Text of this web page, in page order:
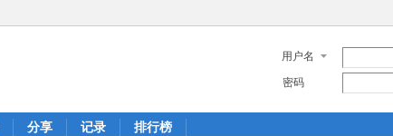
用户名
密码
分享 记录 排行榜